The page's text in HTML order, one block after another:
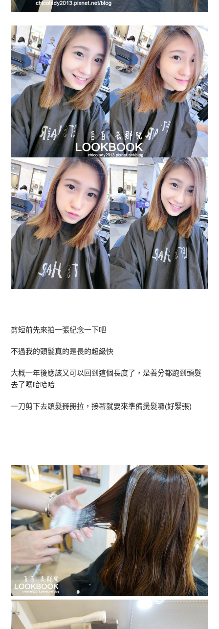
剪短前先來拍一張紀念一下吧
不過我的頭髮真的是長的超級快
大概一年後應該又可以回到這個長度了，是養分都跑到頭髮
去了嗎哈哈哈
一刀剪下去頭髮掰掰拉，接著就要來準備燙髮囉(好緊張)